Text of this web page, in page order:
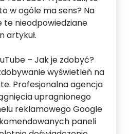
w ogóle ma sens? Na
te nieodpowiedziane
artykuł.
– Jak je zdobyć?
wyświetleń na
Profesjonalna agencja
upragnionego
reklamowego Google
paneli